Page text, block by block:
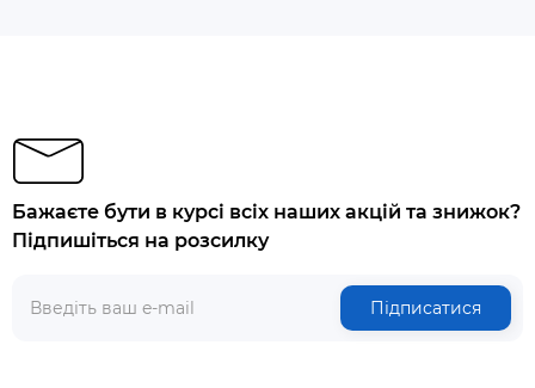
Бажаєте бути в курсі всіх наших акцій та знижок?
Підпишіться на розсилку
Підписатися